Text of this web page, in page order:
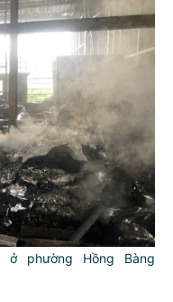
phường Hồng Bàng